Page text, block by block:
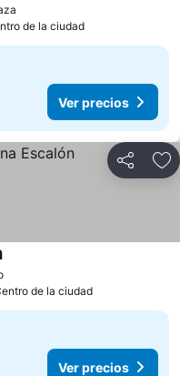
de la ciudad
Ver precios
Compartir
de la ciudad
Ver precios